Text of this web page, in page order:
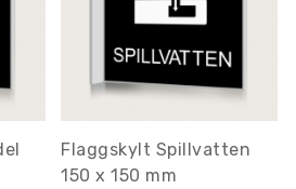
Flaggskylt Spillvatten
150 x 150 mm